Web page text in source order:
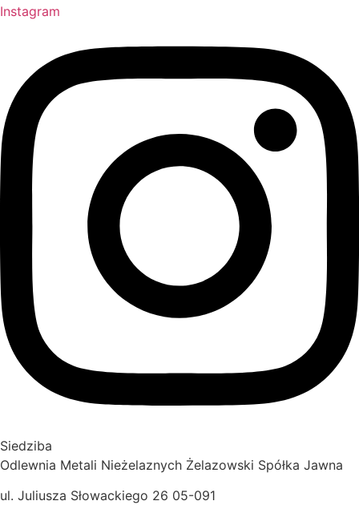
Instagram
Siedziba
Odlewnia Metali Nieżelaznych Żelazowski Spółka Jawna
ul. Juliusza Słowackiego 26 05-091